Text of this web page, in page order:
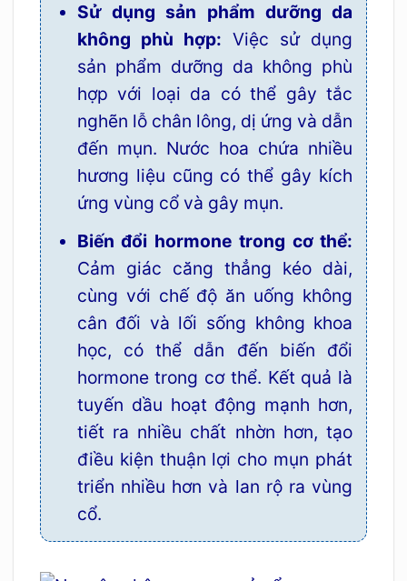
Sử dụng sản phẩm dưỡng da
không phù hợp: Việc sử dụng
sản phẩm dưỡng da không phù
hợp với loại da có thể gây tắc
nghẽn lỗ chân lông, dị ứng và dẫn
đến mụn. Nước hoa chứa nhiều
hương liệu cũng có thể gây kích
ứng vùng cổ và gây mụn.
Biến đổi hormone trong cơ thể:
Cảm giác căng thẳng kéo dài,
cùng với chế độ ăn uống không
cân đối và lối sống không khoa
học, có thể dẫn đến biến đổi
hormone trong cơ thể. Kết quả là
tuyến dầu hoạt động mạnh hơn,
tiết ra nhiều chất nhờn hơn, tạo
điều kiện thuận lợi cho mụn phát
triển nhiều hơn và lan rộ ra vùng
cổ.